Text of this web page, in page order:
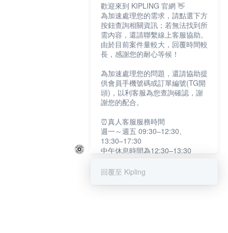
歡迎來到 KIPLING 官網 👋
為加速處理您的需求，請點選下方
按鈕查詢相關資訊；若無法找到所
需內容，還請聯繫線上客服協助。
由於目前案件量較大，回覆時間較
長，感謝您的耐心等候！
為加速處理您的問題，還請協助提
供會員手機號碼或訂單編號(TG開
頭)，以利客服為您查詢確認，謝
謝您的配合。
⏰真人客服服務時間
週一～週五 09:30–12:30、
13:30–17:30
中午休息時間為12:30–13:30
提醒您：系統會自動已讀訊息，如
回覆至 Kipling